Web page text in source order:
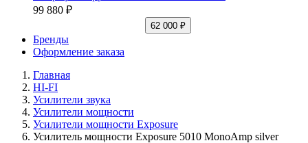
99 880 ₽
62 000 ₽
Бренды
Оформление заказа
Главная
HI-FI
Усилители звука
Усилители мощности
Усилители мощности Exposure
Усилитель мощности Exposure 5010 MonoAmp silver